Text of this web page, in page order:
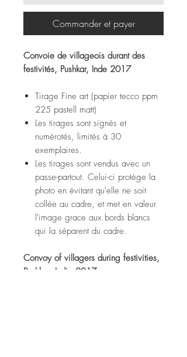
Commander et payer
Convoie de villageois durant des
festivités, Pushkar, Inde 2017
Tirage Fine art (papier tecco ppm
225 pastell matt)
Les tirages sont signés et
numérotés, limités à 30
exemplaires.
Les tirages sont vendus avec un
passe-partout. Celui-ci protège la
photo en évitant qu'elle ne soit
collée au cadre, et met en valeur
l'image grace aux bords blancs
qui la séparent du cadre.
Convoy of villagers during festivities,
Pushkar, India 2017